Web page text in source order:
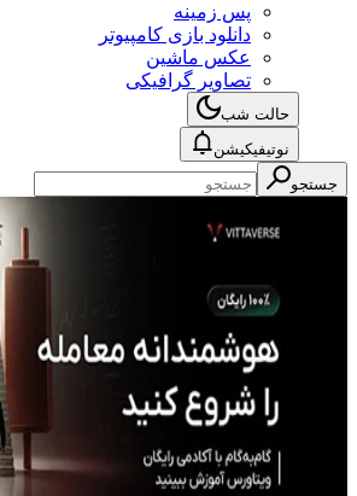
پس زمینه
دانلود بازی کامپیوتر
عکس ماشین
تصاویر گرافیکی
حالت شب
نوتیفیکیشن
جستجو